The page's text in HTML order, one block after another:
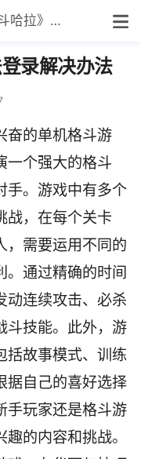
《格斗哈拉》服务器无法登录解决办法
录解决办法
奋的单机格斗游
一个强大的格斗
手。游戏中有多个
战，在每个关卡
，需要运用不同的
。通过精确的时间
动连续攻击、必杀
斗技能。此外，游
括故事模式、训练
据自己的喜好选择
手玩家还是格斗游
的内容和挑战。